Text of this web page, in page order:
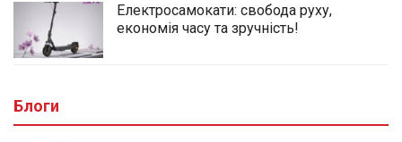
Електросамокати: свобода руху,
економія часу та зручність!
Блоги